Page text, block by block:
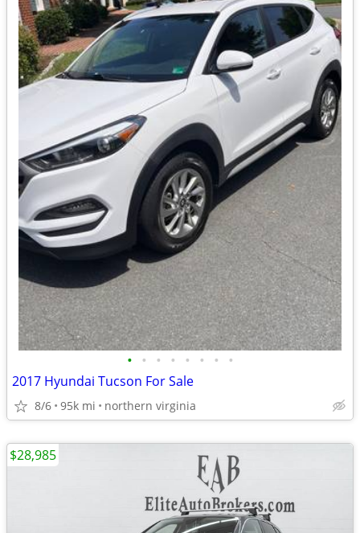
• • • • • • • •
2017 Hyundai Tucson For Sale
8/6 95k mi northern virginia
$28,985